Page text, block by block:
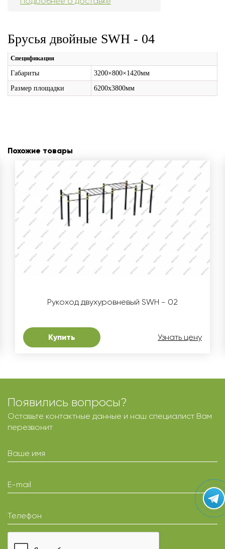
Брусья двойные SWH - 04
Спецификация
Габариты
3200×800×1420мм
Размер площадки
6200х3800мм
Похожие товары
Рукоход двухуровневый SWH - 02
Купить Узнать цену
Появились вопросы?
Оставьте контактные данные и наш специалист Вам
перезвонит
Ваше имя
E-mail
Телефон